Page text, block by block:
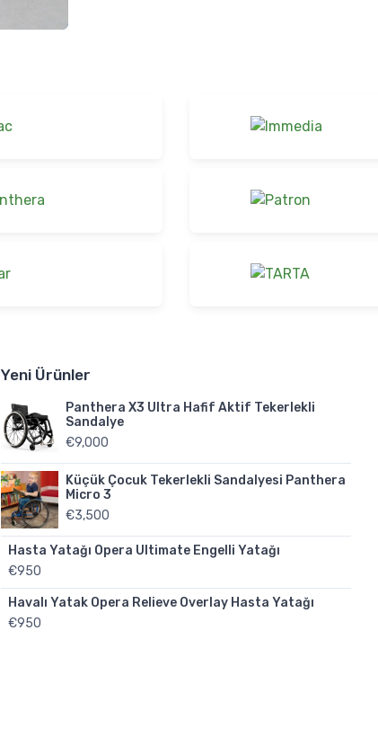
Yeni Ürünler
Panthera X3 Ultra Hafif Aktif Tekerlekli
Sandalye
€9,000
Küçük Çocuk Tekerlekli Sandalyesi Panthera
Micro 3
€3,500
Hasta Yatağı Opera Ultimate Engelli Yatağı
€950
Havalı Yatak Opera Relieve Overlay Hasta Yatağı
€950